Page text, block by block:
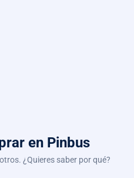
en Pinbus
¿Quieres saber por qué?